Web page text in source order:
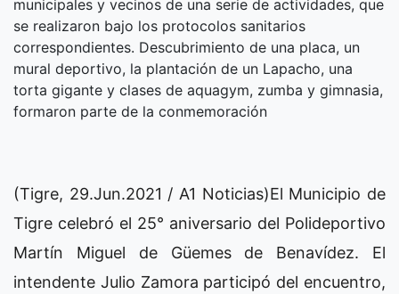
municipales y vecinos de una serie de actividades, que
se realizaron bajo los protocolos sanitarios
correspondientes. Descubrimiento de una placa, un
mural deportivo, la plantación de un Lapacho, una
torta gigante y clases de aquagym, zumba y gimnasia,
formaron parte de la conmemoración
(Tigre, 29.Jun.2021 / A1 Noticias)El Municipio de
Tigre celebró el 25° aniversario del Polideportivo
Martín Miguel de Güemes de Benavídez. El
intendente Julio Zamora participó del encuentro,